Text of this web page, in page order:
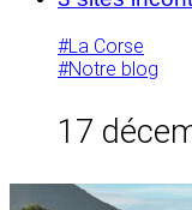
#La Corse
#Notre blog
17